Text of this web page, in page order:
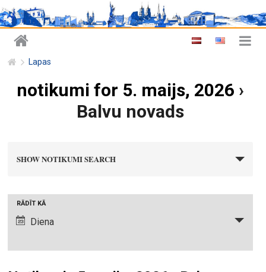
Lapas
notikumi for 5. maijs, 2026 ›
Balvu novads
i
SHOW NOTIKUMI SEARCH
i
RĀDĪT KĀ
Diena